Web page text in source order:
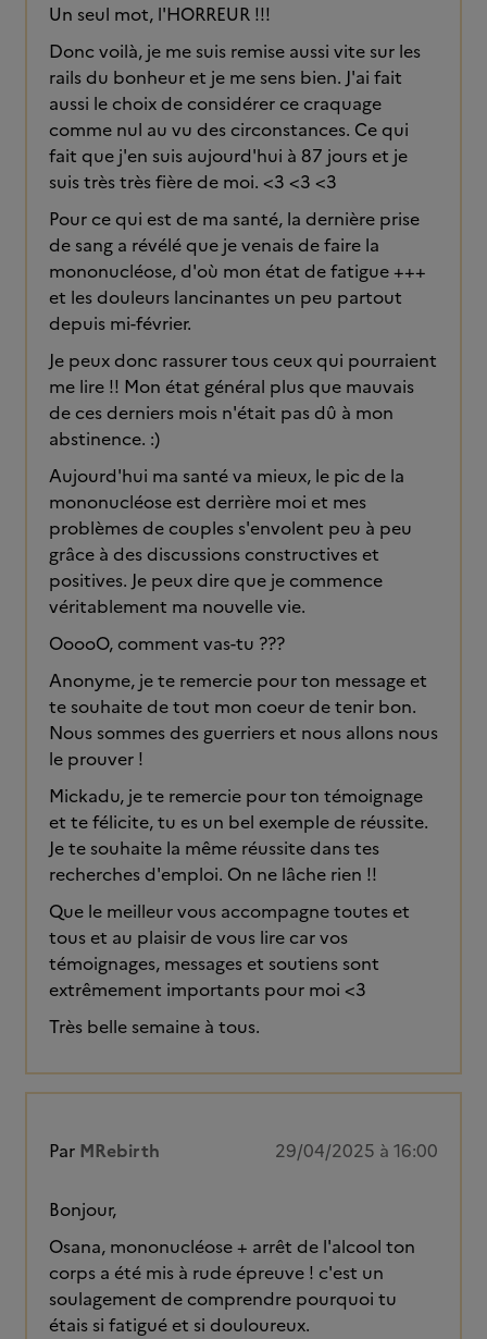
Un seul mot, l'HORREUR !!!
Donc voilà, je me suis remise aussi vite sur les
rails du bonheur et je me sens bien. J'ai fait
aussi le choix de considérer ce craquage
comme nul au vu des circonstances. Ce qui
fait que j'en suis aujourd'hui à 87 jours et je
suis très très fière de moi. <3 <3 <3
Pour ce qui est de ma santé, la dernière prise
de sang a révélé que je venais de faire la
mononucléose, d'où mon état de fatigue +++
et les douleurs lancinantes un peu partout
depuis mi-février.
Je peux donc rassurer tous ceux qui pourraient
me lire !! Mon état général plus que mauvais
de ces derniers mois n'était pas dû à mon
abstinence. :)
Aujourd'hui ma santé va mieux, le pic de la
mononucléose est derrière moi et mes
problèmes de couples s'envolent peu à peu
grâce à des discussions constructives et
positives. Je peux dire que je commence
véritablement ma nouvelle vie.
OoooO, comment vas-tu ???
Anonyme, je te remercie pour ton message et
te souhaite de tout mon coeur de tenir bon.
Nous sommes des guerriers et nous allons nous
le prouver !
Mickadu, je te remercie pour ton témoignage
et te félicite, tu es un bel exemple de réussite.
Je te souhaite la même réussite dans tes
recherches d'emploi. On ne lâche rien !!
Que le meilleur vous accompagne toutes et
tous et au plaisir de vous lire car vos
témoignages, messages et soutiens sont
extrêmement importants pour moi <3
Très belle semaine à tous.
Par MRebirth 29/04/2025 à 16:00
Bonjour,
Osana, mononucléose + arrêt de l'alcool ton
corps a été mis à rude épreuve ! c'est un
soulagement de comprendre pourquoi tu
étais si fatigué et si douloureux.